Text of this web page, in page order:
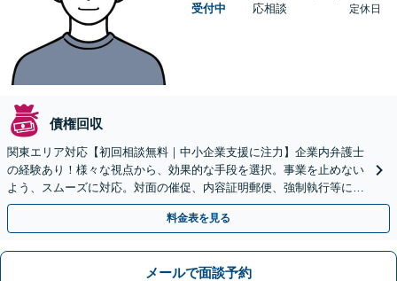
受付中
応相談
定休日
債権回収
関東エリア対応【初回相談無料｜中小企業支援に注力】企業内弁護士
の経験あり！様々な視点から、効果的な手段を選択。事業を止めない
よう、スムーズに対応。対面の催促、内容証明郵便、強制執行等に精
通。お困りの方はすぐにご相談を【オンライン面談◎】
料金表を見る
メールで面談予約